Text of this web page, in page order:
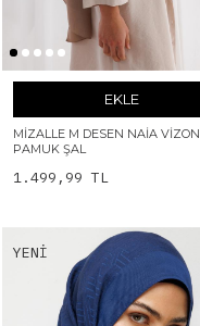
EKLE
MIZALLE M DESEN NAIA VIZON
PAMUK ŞAL
1.499,99 TL
YENI